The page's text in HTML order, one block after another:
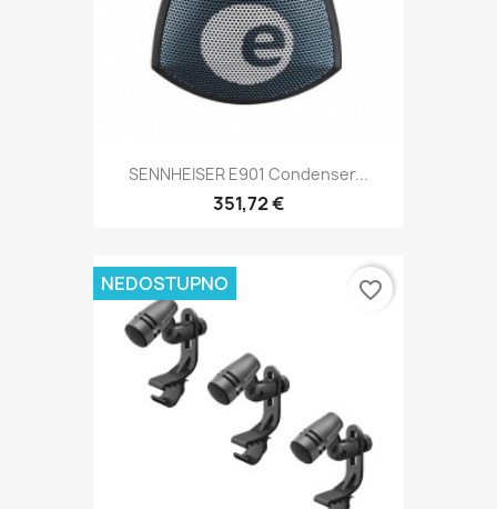
SENNHEISER E901 Condenser...
351,72 €
NEDOSTUPNO favorite_border